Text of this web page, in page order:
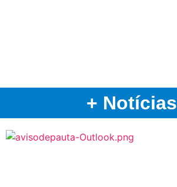
+ Notícias